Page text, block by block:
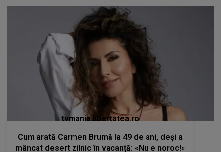
tvmania.libertatea.ro
Cum arată Carmen Brumă la 49 de ani, deși a
mâncat desert zilnic în vacanță: «Nu e noroc!»